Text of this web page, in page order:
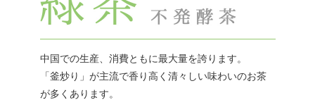
中国での生産、消費ともに最大量を誇ります。
「釜炒り」が主流で香り高く清々しい味わいのお茶
が多くあります。